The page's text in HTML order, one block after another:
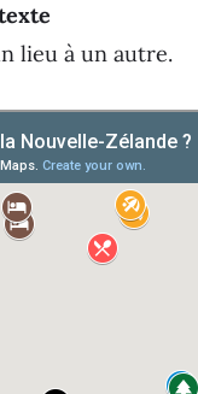
lieu à un autre.